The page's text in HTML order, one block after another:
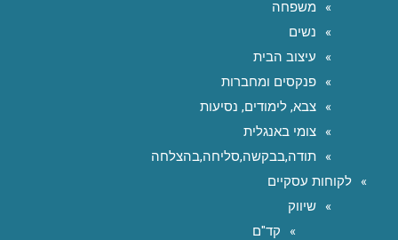
משפחה
נשים
עיצוב הבית
פנקסים ומחברות
צבא, לימודים, נסיעות
צומי באנגלית
תודה,בבקשה,סליחה,בהצלחה
לקוחות עסקיים
שיווק
קד"ם